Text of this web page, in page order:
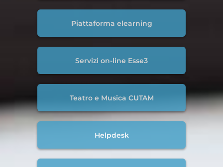
Piattaforma elearning
Servizi on-line Esse3
Teatro e Musica CUTAM
Helpdesk